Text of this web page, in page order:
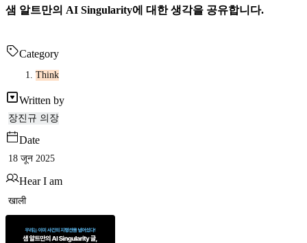
샘 알트만의 AI Singularity에 대한 생각을 공유합니다.
Category
Think
Written by
장진규 의장
Date
18 जून 2025
Hear I am
खाली